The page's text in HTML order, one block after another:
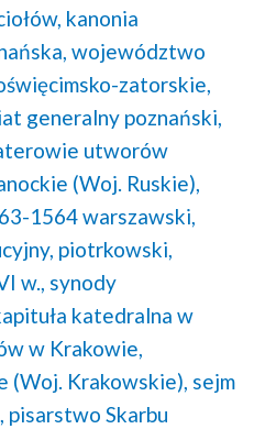
kanonia
województwo
zatorskie,
generalny poznański,
utworów
(Woj. Ruskie),
1564 warszawski,
piotrkowski,
w., synody
katedralna w
w Krakowie,
(Woj. Krakowskie), sejm
pisarstwo Skarbu